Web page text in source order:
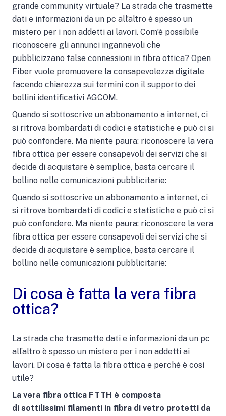
grande community virtuale? La strada che trasmette
dati e informazioni da un pc all’altro è spesso un
mistero per i non addetti ai lavori. Com’è possibile
riconoscere gli annunci ingannevoli che
pubblicizzano false connessioni in fibra ottica? Open
Fiber vuole promuovere la consapevolezza digitale
facendo chiarezza sui termini con il supporto dei
bollini identificativi AGCOM.
Quando si sottoscrive un abbonamento a internet, ci
si ritrova bombardati di codici e statistiche e può ci si
può confondere. Ma niente paura: riconoscere la vera
fibra ottica per essere consapevoli dei servizi che si
decide di acquistare è semplice, basta cercare il
bollino nelle comunicazioni pubblicitarie:
Quando si sottoscrive un abbonamento a internet, ci
si ritrova bombardati di codici e statistiche e può ci si
può confondere. Ma niente paura: riconoscere la vera
fibra ottica per essere consapevoli dei servizi che si
decide di acquistare è semplice, basta cercare il
bollino nelle comunicazioni pubblicitarie:
Di cosa è fatta la vera fibra
ottica?
La strada che trasmette dati e informazioni da un pc
all’altro è spesso un mistero per i non addetti ai
lavori. Di cosa è fatta la fibra ottica e perché è così
utile?
La vera fibra ottica FTTH è composta
di sottilissimi filamenti in fibra di vetro protetti da